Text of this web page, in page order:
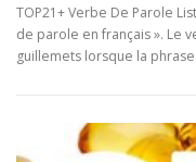
TOP21+ Verbe De Parole
de parole en français ». Le
guillemets lorsque la